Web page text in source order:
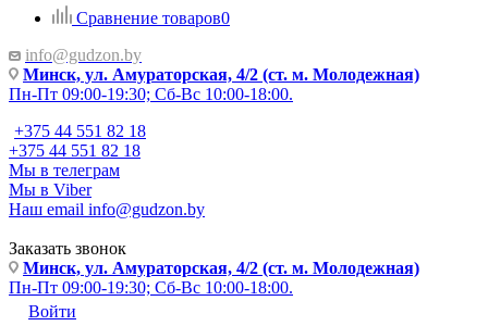
Сравнение товаров0
info@gudzon.by
Минск, ул. Амураторская, 4/2 (ст. м. Молодежная)
Пн-Пт 09:00-19:30; Сб-Вс 10:00-18:00.
+375 44 551 82 18
+375 44 551 82 18
Мы в телеграм
Мы в Viber
Наш email info@gudzon.by
Заказать звонок
Минск, ул. Амураторская, 4/2 (ст. м. Молодежная)
Пн-Пт 09:00-19:30; Сб-Вс 10:00-18:00.
Войти